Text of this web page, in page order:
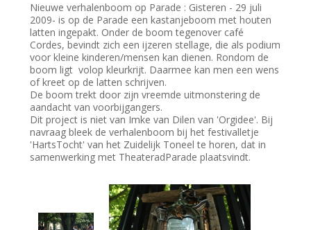
Nieuwe verhalenboom op Parade : Gisteren - 29 juli
2009- is op de Parade een kastanjeboom met houten
latten ingepakt. Onder de boom tegenover café
Cordes, bevindt zich een ijzeren stellage, die als podium
voor kleine kinderen/mensen kan dienen. Rondom de
boom ligt volop kleurkrijt. Daarmee kan men een wens
of kreet op de latten schrijven.
De boom trekt door zijn vreemde uitmonstering de
aandacht van voorbijgangers.
Dit project is niet van Imke van Dilen van 'Orgidee'. Bij
navraag bleek de verhalenboom bij het festivalletje
'HartsTocht' van het Zuidelijk Toneel te horen, dat in
samenwerking met TheateradParade plaatsvindt.